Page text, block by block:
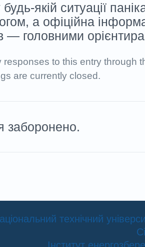
якій ситуації
а офіційна
— головними
responses to this entry through
are currently closed.
заборонено.
технічний